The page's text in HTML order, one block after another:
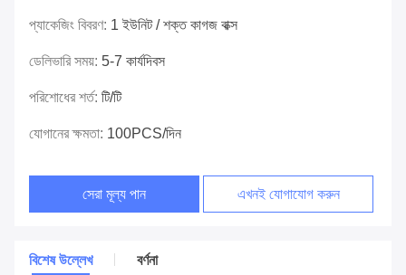
প্যাকেজিং বিবরণ: 1 ইউনিট / শক্ত কাগজ বাক্স
ডেলিভারি সময়: 5-7 কার্যদিবস
পরিশোধের শর্ত: টি/টি
যোগানের ক্ষমতা: 100PCS/দিন
সেরা মূল্য পান এখনই যোগাযোগ করুন
বিশেষ উল্লেখ বর্ণনা